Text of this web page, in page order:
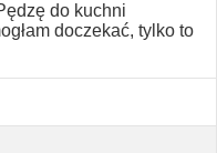
do kuchni
doczekać, tylko to